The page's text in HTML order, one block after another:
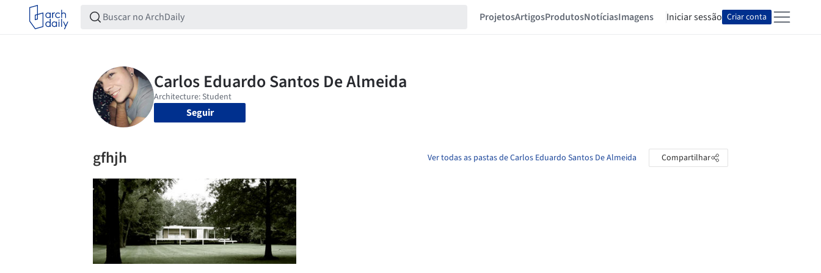
ProjetosArtigosProdutosNotíciasImagens Iniciar sessão Criar conta
Seguir
gfhjh Ver todas as pastas de Carlos Eduardo Santos De Almeida Compartilhar